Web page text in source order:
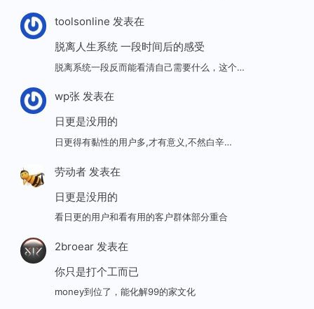
toolsonline 发表在
脱离人生系统 一段时间后的感受
脱离系统一段反而能看清自己需要什么，这个…
wp张发表在
日更是没用的
日更得有黏性的用户多,才有意义,不然白辛…
劳动者发表在
日更是没用的
看日更的用户和看有用的客户群体部分重合
2broear发表在
你只是打个工而已
money到位了，能化解99的家文化